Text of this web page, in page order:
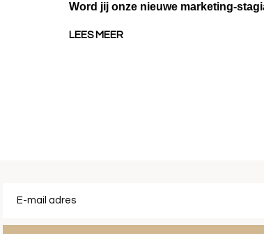
Word jij onze nieuwe marketing-
LEES MEER